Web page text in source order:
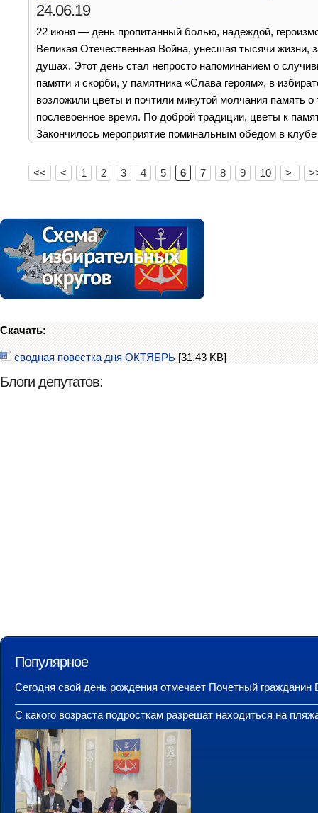
24.06.19
22 июня — день пропитанный болью, надеждой,
Великая Отечественная Война, унесшая тысячи
душах. Этот день стал непросто напоминанием о
памяти и скорби, у памятника «Слава героям», в
возложили цветы и почтили минутой молчания память
послевоенное время. По доброй традиции, цветы к
Закончилось мероприятие поминальным обедом в
<< < 1 2 3 4 5 6 7 8 9 10 >
Скачать:
сводная повестка дня ОКТЯБРЬ [31.43 KB]
Блоги депутатов:
Популярное
Сегодня свой день рождения отмечает Почетный гражданин
С какого возраста подросткам разрешат находиться на